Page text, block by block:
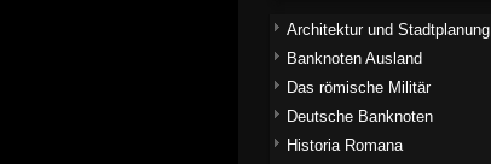
Architektur und Stadtplanung
Banknoten Ausland
Das römische Militär
Deutsche Banknoten
Historia Romana